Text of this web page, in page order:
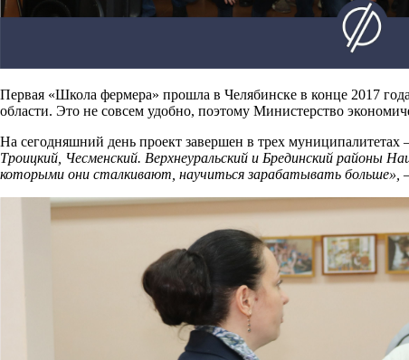
Первая «Школа фермера» прошла в Челябинске в конце 2017
области. Это не совсем удобно, поэтому Министерство
На сегодняшний день проект завершен в трех муниципалитетах
Троицкий, Чесменский. Верхнеуральский и Брединский районы
которыми они сталкивают, научиться зарабатывать больше»,